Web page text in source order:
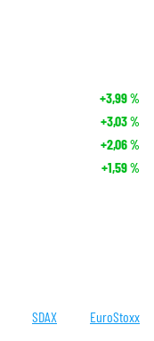
+3,99%
+3,03%
+2,06%
+1,59%
SDAX EuroStoxx